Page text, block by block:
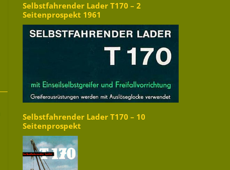
Selbstfahrender Lader T170 – 2
Seitenprospekt 1961
Selbstfahrender Lader T170 – 10
Seitenprospekt